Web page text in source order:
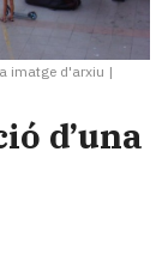
imatge d'arxiu |
d’una